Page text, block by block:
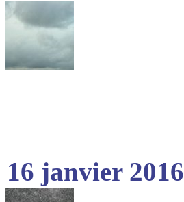
16 janvier 2016